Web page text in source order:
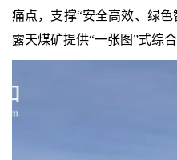
痛点，支撑“安全高效、绿色
露天煤矿提供“一张图”式综合